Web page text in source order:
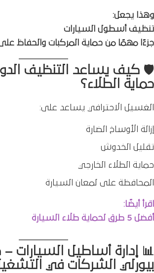
وهذا يجعل:
تنظيف أسطول السيارات
جزءًا مهمًا من حماية المركبات والحفاظ
🛡️ كيف يساعد التنظيف
حماية الطلاء؟
الغسيل الاحترافي يساعد على:
إزالة الأوساخ الضارة
تقليل الخدوش
حماية الطلاء الخارجي
المحافظة على لمعان السيارة
اقرأ أيضًا:
أفضل 5 طرق لحماية طلاء السيارة
📊 إدارة أساطيل السيارات
بيورلي الشركات في